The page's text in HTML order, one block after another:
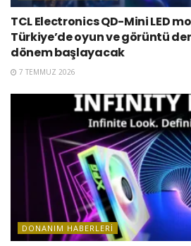
TCL Electronics QD-Mini LED
Türkiye’de oyun ve görüntü
dönem başlayacak
7 TEMMUZ 2026
DONANIM HABERLERI